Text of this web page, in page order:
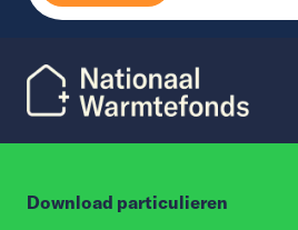
Download particulieren